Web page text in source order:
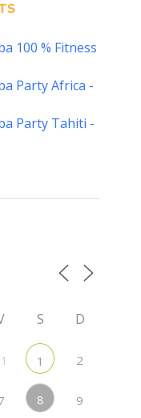
100 % Fitness
Party Africa -
Party Tahiti -
S D
1 2
8 9